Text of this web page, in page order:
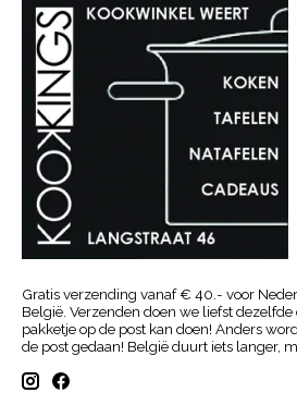
Gratis verzending vanaf € 40.- voor
België. Verzenden doen we liefst
pakketje op de post kan doen! Anders
de post gedaan! België duurt iets langer,